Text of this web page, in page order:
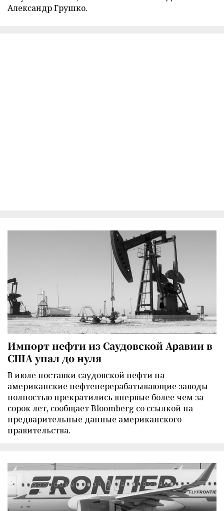
Александр Грушко.
Импорт нефти из Саудовской Аравии в
США упал до нуля
В июле поставки саудовской нефти на
американские нефтеперерабатывающие заводы
полностью прекратились впервые более чем за
сорок лет, сообщает Bloomberg со ссылкой на
предварительные данные американского
правительства.